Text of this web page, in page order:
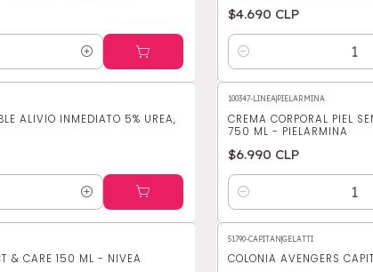
$4.690 CLP
Cantidad
ALIVIO INMEDIATO 5% UREA,
100347-LINEA| PIELARMINA
CREMA CORPORAL PIEL
750 ML - PIELARMINA
$6.990 CLP
Cantidad
& CARE 150 ML - NIVEA -24%OFF
51790-CAPITAN GELATTI
COLONIA AVENGERS